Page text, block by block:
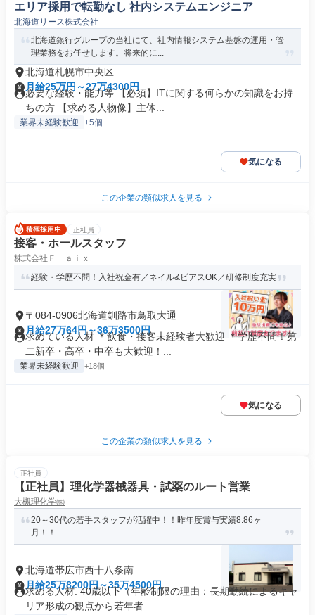
エリア採用で転勤なし 社内システムエンジニア
北海道リース株式会社
北海道銀行グループの当社にて、社内情報システム基盤の運用・管
理業務をお任せします。将来的に...
北海道札幌市中央区
月給25万円～27万4300円
必要な経験・能力等 【必須】ITに関する何らかの知識をお持
ちの方 【求める人物像】主体...
業界未経験歓迎 +5個
気になる
この企業の類似求人を見る
正社員
接客・ホールスタッフ
株式会社Ｆ ａｉｘ
経験・学歴不問！入社祝金有／ネイル&ピアスOK／研修制度充実
〒084-0906北海道釧路市鳥取大通
月給27万64円～36万3500円
求めている人材 ＊飲食・接客未経験者大歓迎 ＊学歴不問！第
二新卒・高卒・中卒も大歓迎！...
業界未経験歓迎 +18個
気になる
この企業の類似求人を見る
正社員
【正社員】理化学器械器具・試薬のルート営業
大槻理化学㈱
20～30代の若手スタッフが活躍中！！昨年度賞与実績8.86ヶ
月！！
北海道帯広市西十八条南
月給25万8200円～35万4500円
求める人材: 40歳以下（年齢制限の理由：長期勤続によるキャ
リア形成の観点から若年者...